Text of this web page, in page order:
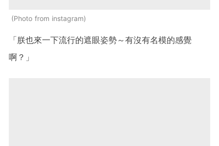
Photo from instagram
「朕也來一下流行的遮眼姿勢～有沒有名模的感覺
啊？」